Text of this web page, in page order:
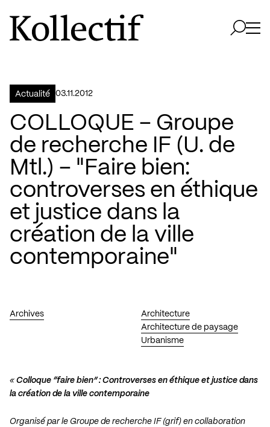
Aller à la page d'accueil
Logo Kollectif
Actualité 03.11.2012
COLLOQUE – Groupe
de recherche IF (U. de
Mtl.) – "Faire bien:
controverses en éthique
et justice dans la
création de la ville
contemporaine"
Archives
Architecture
Architecture de paysage
Urbanisme
« Colloque “faire bien” :Controverses en éthique et justice dans
la création de la ville contemporaine
Organisé par le Groupe de recherche IF (grif) en collaboration